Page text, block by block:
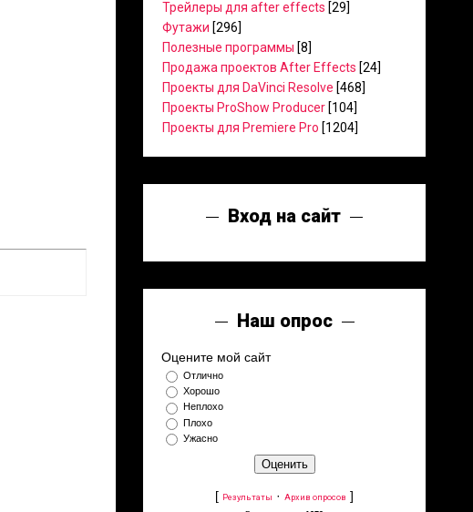
Трейлеры для after effects [29]
Футажи [296]
Полезные программы [8]
Продажа проектов After Effects [24]
Проекты для DaVinci Resolve [468]
Проекты ProShow Producer [104]
Проекты для Premiere Pro [1204]
Вход на сайт
Наш опрос
Оцените мой сайт
Отлично
Хорошо
Неплохо
Плохо
Ужасно
[ Результаты · Архив опросов ]